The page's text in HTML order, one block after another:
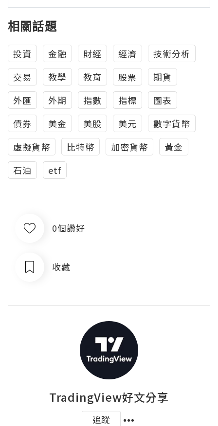
相關話題
投資 金融 財經 經濟
技術分析
交易
教學 教育 股票
期貨
外匯
外期 指數 指標
圖表
債券
美金 美股 美元
數字貨幣
虛擬貨幣
比特幣 加密貨幣
黃金
石油
etf
0個讚好
收藏
TradingView好文分享
追蹤